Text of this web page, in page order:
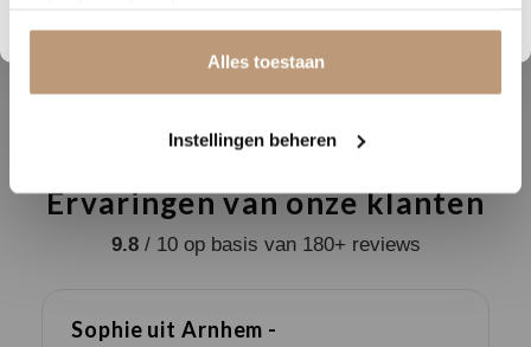
Alles toestaan
Instellingen beheren
Ervaringen van onze klanten
9.8/ 10 op basis van 180+ reviews
Sophie uit Arnhem -